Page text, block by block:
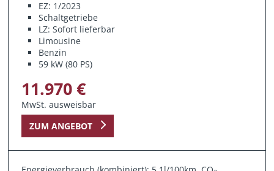
EZ: 1/2023
Schaltgetriebe
LZ: Sofort lieferbar
Limousine
Benzin
59 kW (80 PS)
11.970 €
MwSt. ausweisbar
ZUM ANGEBOT